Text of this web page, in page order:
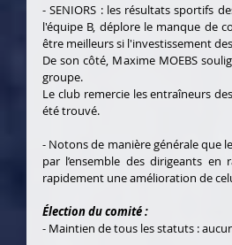
- SENIORS : les résultats sportifs
l'équipe B, déplore le manque de
être meilleurs si l'investissement
De son côté, Maxime MOEBS
groupe.
Le club remercie les entraîneurs
été trouvé.
- Notons de manière générale que
par l’ensemble des dirigeants
rapidement une amélioration de
Élection du comité :
- Maintien de tous les statuts :